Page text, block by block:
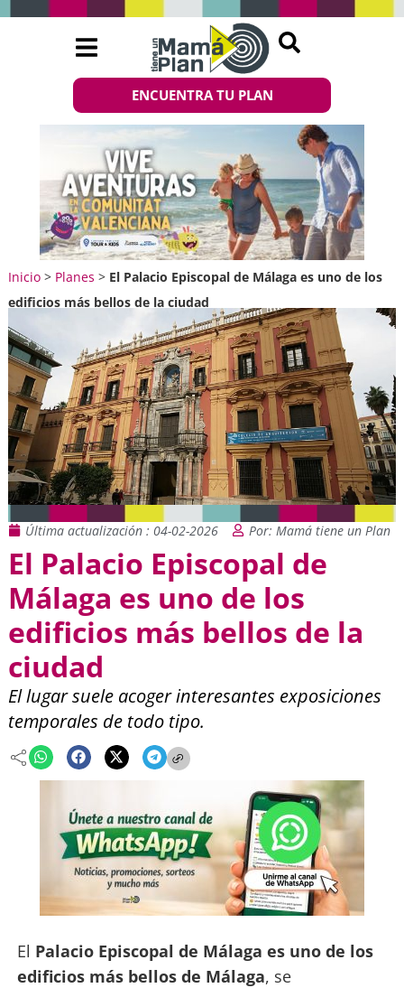
ENCUENTRA TU PLAN
Inicio> Planes > El Palacio Episcopal de Málaga es uno de los
edificios más bellos de la ciudad
Última actualización : 04-02-2026 Por: Mamá tiene un Plan
El Palacio Episcopal de
Málaga es uno de los
edificios más bellos de la
ciudad
El lugar suele acoger interesantes exposiciones
temporales de todo tipo.
El Palacio Episcopal de Málaga es uno de los
edificios más bellos de Málaga, se